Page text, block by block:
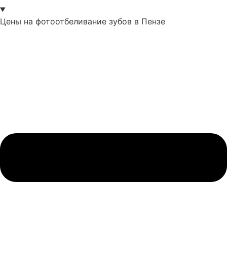
Цены на фотоотбеливание зубов в Пензе